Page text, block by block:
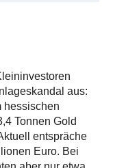
aus:
hessischen
Tonnen Gold
entspräche
Euro. Bei